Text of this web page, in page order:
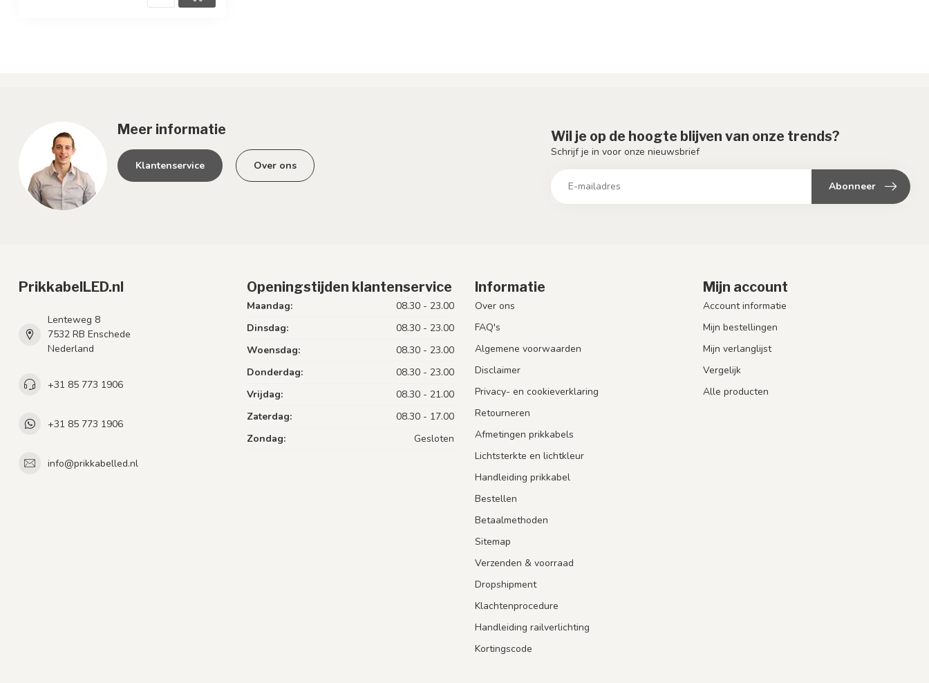
Meer informatie
Klantenservice Over ons
Wil je op de hoogte blijven van onze trends?
Schrijf je in voor onze nieuwsbrief
Abonneer
PrikkabelLED.nl
Lenteweg 8
7532 RB Enschede
Nederland
+31 85 773 1906
+31 85 773 1906
info@prikkabelled.nl
Openingstijden klantenservice
Maandag:
08.30 - 23.00
Dinsdag:
08.30 - 23.00
Woensdag:
08.30 - 23.00
Donderdag:
08.30 - 23.00
Vrijdag:
08.30 - 21.00
Zaterdag:
08.30 - 17.00
Zondag:
Gesloten
Informatie
Over ons
FAQ's
Algemene voorwaarden
Disclaimer
Privacy- en cookieverklaring
Retourneren
Afmetingen prikkabels
Lichtsterkte en lichtkleur
Handleiding prikkabel
Bestellen
Betaalmethoden
Sitemap
Verzenden & voorraad
Dropshipment
Klachtenprocedure
Handleiding railverlichting
Kortingscode
Mijn account
Account informatie
Mijn bestellingen
Mijn verlanglijst
Vergelijk
Alle producten